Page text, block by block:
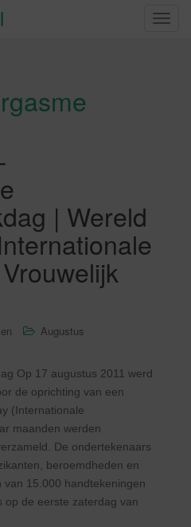
S
| Wereld
Augustus
Op 17 augustus 2011 werd
de oprichting van een
(Internationale
maanden werden
De ondertekenaars
beroemdheden en
15.000 handtekeningen
op de eerste zaterdag van